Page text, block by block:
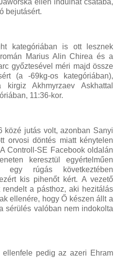
ellen indulhat csatába,
bejutásért.
kategóriában is ott lesznek
Marius Alin Chirea és a
győztesével méri majd össze
(a -69kg-os kategóriában),
Akhmyrzaev Askhattal
11:36-kor.
közé jutás volt, azonban Sanyi
orvosi döntés miatt kénytelen
Controll-SE Facebook oldalán
keresztül egyértelműen
egy rúgás következtében
kis pihenőt kért. A vezető
a pásthoz, aki hezitálás
ellenére, hogy Ő készen állt a
sérülés valóban nem indokolta
pedig az azeri Ehram